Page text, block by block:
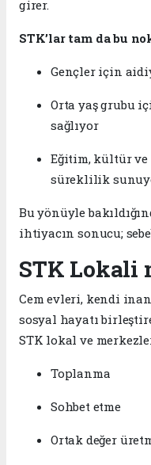
girer.
STK’lar tam da bu
Gençler için
Orta yaş grubu
sağlıyor
Eğitim, kültür
süreklilik
Bu yönüyle
ihtiyacın sonucu;
STK Lokali
Cem evleri, kendi
sosyal hayatı
STK lokal ve
Toplanma
Sohbet etme
Ortak değer